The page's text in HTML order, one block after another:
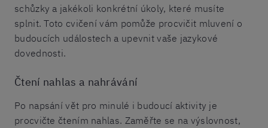
schůzky a jakékoli konkrétní úkoly, které musíte
splnit. Toto cvičení vám pomůže procvičit mluvení o
budoucích událostech a upevnit vaše jazykové
dovednosti.
Čtení nahlas a nahrávání
Po napsání vět pro minulé i budoucí aktivity je
procvičte čtením nahlas. Zaměřte se na výslovnost,